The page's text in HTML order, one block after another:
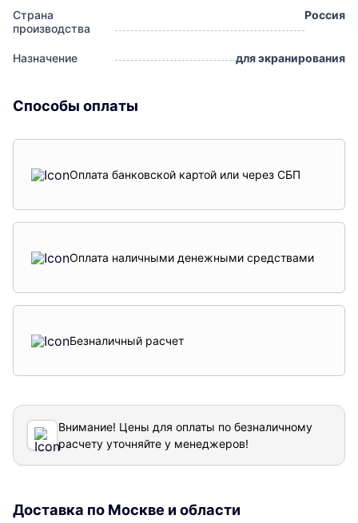
Страна
производства
Россия
Назначение для экранирования
Способы оплаты
Оплата банковской картой или через СБП
Оплата наличными денежными средствами
Безналичный расчет
Внимание! Цены для оплаты по безналичному
расчету уточняйте у менеджеров!
Доставка по Москве и области